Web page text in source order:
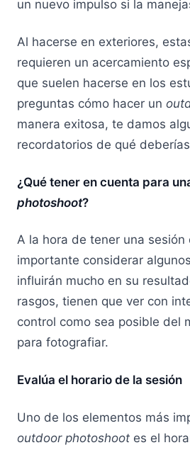
un nuevo impulso si la
Al hacerse en exteriores,
requieren un acercamiento
que suelen hacerse en los
preguntas cómo hacer un
manera exitosa, te damos
recordatorios de qué
¿Qué tener en cuenta para
photoshoot?
A la hora de tener una sesión
importante considerar
influirán mucho en su
rasgos, tienen que ver con
control como sea posible del
para fotografiar.
Evalúa el horario de la sesión
Uno de los elementos más
outdoor photoshoot es el